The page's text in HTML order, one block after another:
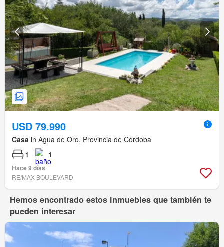
USD 79.990
Casa in Agua de Oro, Provincia de Córdoba
1
1
Hace 9 días
RE/MAX BOULEVARD
Hemos encontrado estos inmuebles que también te
pueden interesar